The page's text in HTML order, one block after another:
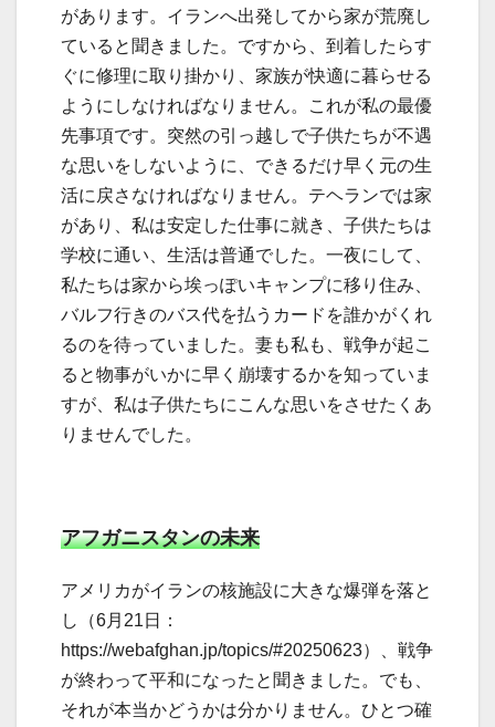
があります。イランへ出発してから家が荒廃し
ていると聞きました。ですから、到着したらす
ぐに修理に取り掛かり、家族が快適に暮らせる
ようにしなければなりません。これが私の最優
先事項です。突然の引っ越しで子供たちが不遇
な思いをしないように、できるだけ早く元の生
活に戻さなければなりません。テヘランでは家
があり、私は安定した仕事に就き、子供たちは
学校に通い、生活は普通でした。一夜にして、
私たちは家から埃っぽいキャンプに移り住み、
バルフ行きのバス代を払うカードを誰かがくれ
るのを待っていました。妻も私も、戦争が起こ
ると物事がいかに早く崩壊するかを知っていま
すが、私は子供たちにこんな思いをさせたくあ
りませんでした。
アフガニスタンの未来
アメリカがイランの核施設に大きな爆弾を落と
し（6月21日：
https://webafghan.jp/topics/#20250623）、戦争
が終わって平和になったと聞きました。でも、
それが本当かどうかは分かりません。ひとつ確